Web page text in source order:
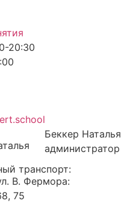
20:30
Беккер Наталья
администратор
транспорт:
В. Фермора:
75